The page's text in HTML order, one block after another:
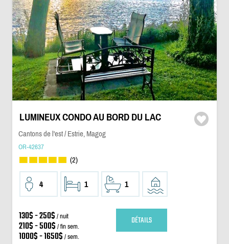
LUMINEUX CONDO AU BORD DU LAC
Cantons de l'est / Estrie, Magog
OR-42637
(2)
4 1 1
130$ - 250$ / nuit
210$ - 500$ / fin sem.
1000$ - 1650$ / sem.
DÉTAILS